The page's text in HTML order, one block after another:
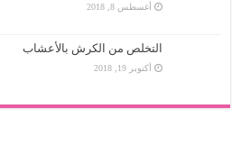
أغسطس 8, 2018
التخلص من الكرش بالأعشاب
أكتوبر 19, 2018